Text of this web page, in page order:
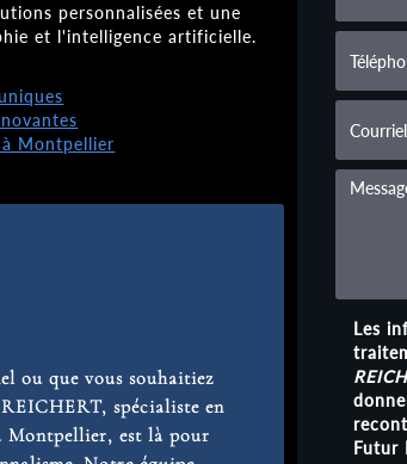
personnalisées et une
et l'intelligence artificielle.
Montpellier
ou que vous souhaitiez
spécialiste en
Montpellier, est là pour
Les
Futur